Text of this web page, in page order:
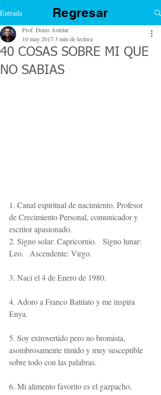
Entrada
40 COSAS SOBRE MI QUE
NO SABIAS
Prof. Denis Astelar
10 may 20173 min de lectura
1. Canal espiritual de nacimiento. Profesor
de Crecimiento Personal, comunicador y
escritor apasionado.
2. Signo solar: Capricornio.   Signo lunar:
Leo.   Ascendente: Virgo.
3. Nací el 4 de Enero de 1980.
4. Adoro a Franco Battiato y me inspira
Enya.
5. Soy extrovertido pero no bromista,
asombrosamente tímido y muy susceptible
sobre todo con las palabras.
6. Mi alimento favorito es el gazpacho.
Regresar